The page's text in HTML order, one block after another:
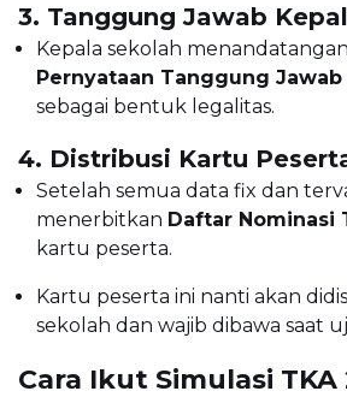
3. Tanggung Jawab
Kepala sekolah
Pernyataan Tanggung Jawab
sebagai bentuk legalitas.
4. Distribusi Kartu
Setelah semua data fix dan
menerbitkan Daftar Nominasi
kartu peserta.
Kartu peserta ini nanti akan
sekolah dan wajib dibawa saat
Cara Ikut Simulasi TKA